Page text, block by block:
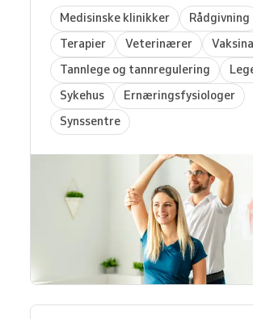
Medisinske klinikker
Rådgivning
Terapier
Veterinærer
Tannlege og tannregulering
Sykehus
Ernæringsfysiologer
Synssentre